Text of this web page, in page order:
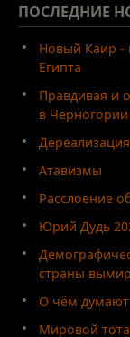
ПОСЛЕДНИЕ
Новый Каир -
Египта
Правдивая и
в
Дереализация
Атавизмы
Расслоение
Юрий Дудь
страны
О чём
Мировой